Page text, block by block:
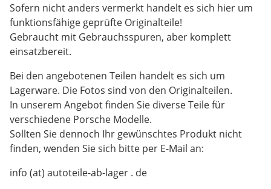
Sofern nicht anders vermerkt handelt es sich hier um
funktionsfähige geprüfte Originalteile!
Gebraucht mit Gebrauchsspuren, aber komplett
einsatzbereit.
Bei den angebotenen Teilen handelt es sich um
Lagerware. Die Fotos sind von den Originalteilen.
In unserem Angebot finden Sie diverse Teile für
verschiedene Porsche Modelle.
Sollten Sie dennoch Ihr gewünschtes Produkt nicht
finden, wenden Sie sich bitte per E-Mail an:
info (at) autoteile-ab-lager . de